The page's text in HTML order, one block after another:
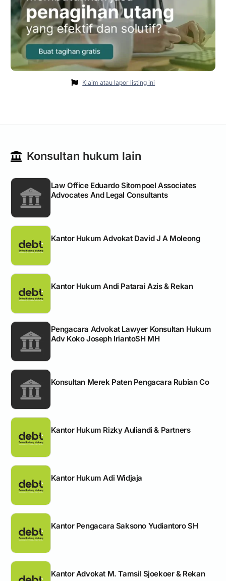
Klaim atau lapor listing ini
Konsultan hukum lain
Law Office Eduardo Sitompoel Associates
Advocates And Legal Consultants
Kantor Hukum Advokat David J A Moleong
Kantor Hukum Andi Patarai Azis & Rekan
Pengacara Advokat Lawyer Konsultan Hukum
Adv Koko Joseph IriantoSH MH
Konsultan Merek Paten Pengacara Rubian Co
Kantor Hukum Rizky Auliandi & Partners
Kantor Hukum Adi Widjaja
Kantor Pengacara Saksono Yudiantoro SH
Kantor Advokat M. Tamsil Sjoekoer & Rekan